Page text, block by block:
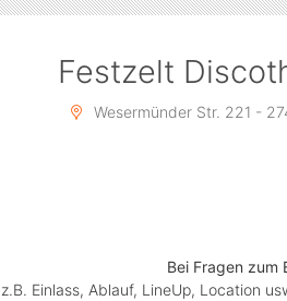
Festzelt
Wesermünder Str. 221 -
Bei Fragen zum
z.B. Einlass, Ablauf, LineUp, Location